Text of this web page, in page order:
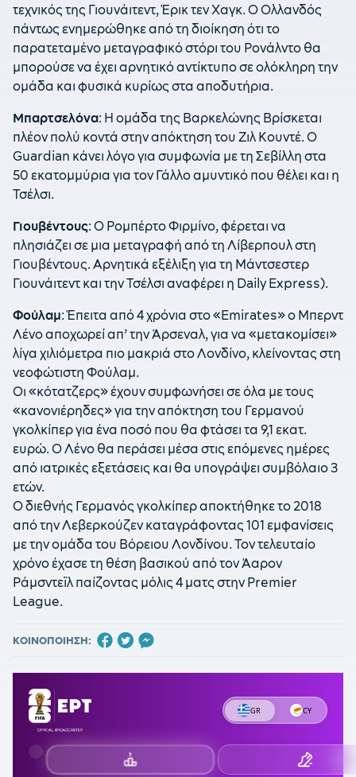
τεχνικός της Γιουνάιτεντ, Έρικ τεν Χαγκ. Ο Ολλανδός
πάντως ενημερώθηκε από τη διοίκηση ότι το
παρατεταμένο μεταγραφικό στόρι του Ρονάλντο θα
μπορούσε να έχει αρνητικό αντίκτυπο σε ολόκληρη την
ομάδα και φυσικά κυρίως στα αποδυτήρια.
Μπαρτσελόνα: Η ομάδα της Βαρκελώνης Βρίσκεται
πλέον πολύ κοντά στην απόκτηση του Ζιλ Κουντέ. Ο
Guardian κάνει λόγο για συμφωνία με τη Σεβίλλη στα
50 εκατομμύρια για τον Γάλλο αμυντικό που θέλει και η
Τσέλσι.
Γιουβέντους: Ο Ρομπέρτο ​​Φιρμίνο, φέρεται να
πλησιάζει σε μια μεταγραφή από τη Λίβερπουλ στη
Γιουβέντους. Αρνητικά εξέλιξη για τη Μάντσεστερ
Γιουνάιτεντ και την Τσέλσι αναφέρει η Daily Express).
Φούλαμ: Έπειτα από 4 χρόνια στο «Emirates» ο Μπερντ
Λένο αποχωρεί απ’ την Άρσεναλ, για να «μετακομίσει»
λίγα χιλιόμετρα πιο μακριά στο Λονδίνο, κλείνοντας στη
νεοφώτιστη Φούλαμ.
Οι «κότατζερς» έχουν συμφωνήσει σε όλα με τους
«κανονιέρηδες» για την απόκτηση του Γερμανού
γκολκίπερ για ένα ποσό που θα φτάσει τα 9,1 εκατ.
ευρώ. Ο Λένο θα περάσει μέσα στις επόμενες ημέρες
από ιατρικές εξετάσεις και θα υπογράψει συμβόλαιο 3
ετών.
Ο διεθνής Γερμανός γκολκίπερ αποκτήθηκε το 2018
από την Λεβερκούζεν καταγράφοντας 101 εμφανίσεις
με την ομάδα του Βόρειου Λονδίνου. Τον τελευταίο
χρόνο έχασε τη θέση βασικού από τον Άαρον
Ράμσντεϊλ παίζοντας μόλις 4 ματς στην Premier
League.
ΚΟΙΝΟΠΟΙΗΣΗ: